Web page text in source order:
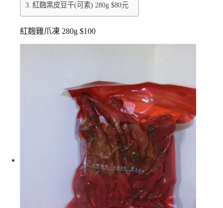
紅麴黑皮豆干(可素) 280g $80元
紅麴雞爪凍 280g $100